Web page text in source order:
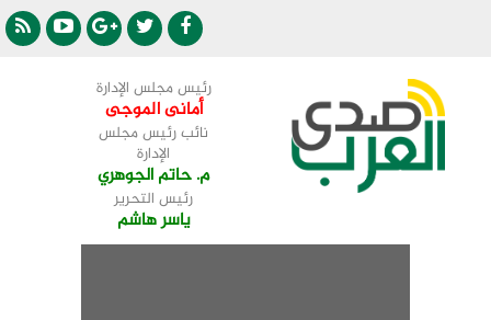
رئيس مجلس الإدارة
أمانى الموجى
نائب رئيس مجلس
الإدارة
م. حاتم الجوهري
رئيس التحرير
ياسر هاشم